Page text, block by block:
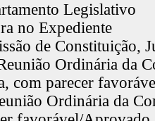
Legislativo
no Expediente
de Constituição,
Ordinária da
com parecer
Ordinária da